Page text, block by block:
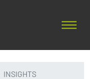
INSIGHTS